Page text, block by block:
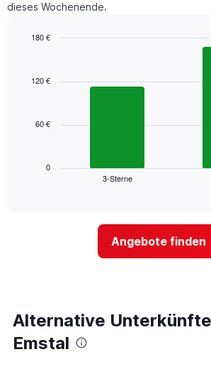
dieses Wochenende.
with
Das
zeigt
Tagen,
aggregiert
nach
3-Sterne
0
60 €
120 €
180 €
Angebote finden
Alternative
Emstal